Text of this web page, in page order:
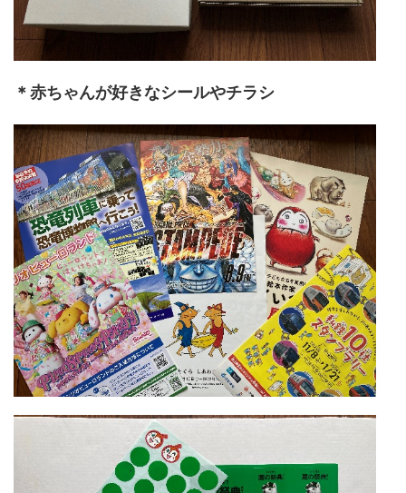
＊赤ちゃんが好きなシールやチラシ